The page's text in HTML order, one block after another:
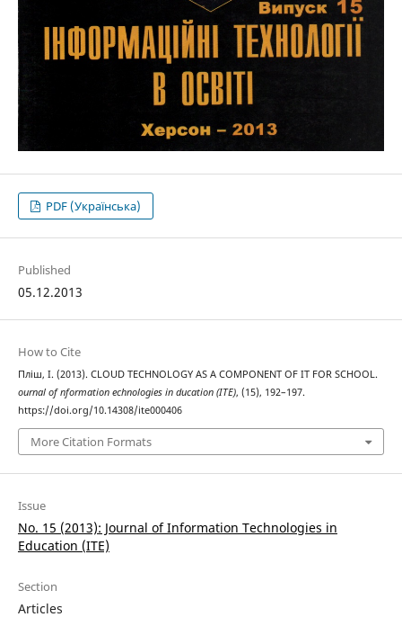
PDF (Українська)
Published
05.12.2013
How to Cite
Пліш, І. (2013). CLOUD TECHNOLOGY AS A COMPONENT OF IT FOR SCHOOL.
ournal of nformation echnologies in ducation (ITE), (15), 192–197.
https://doi.org/10.14308/ite000406
More Citation Formats
Issue
No. 15 (2013): Journal of Information Technologies in
Education (ITE)
Section
Articles